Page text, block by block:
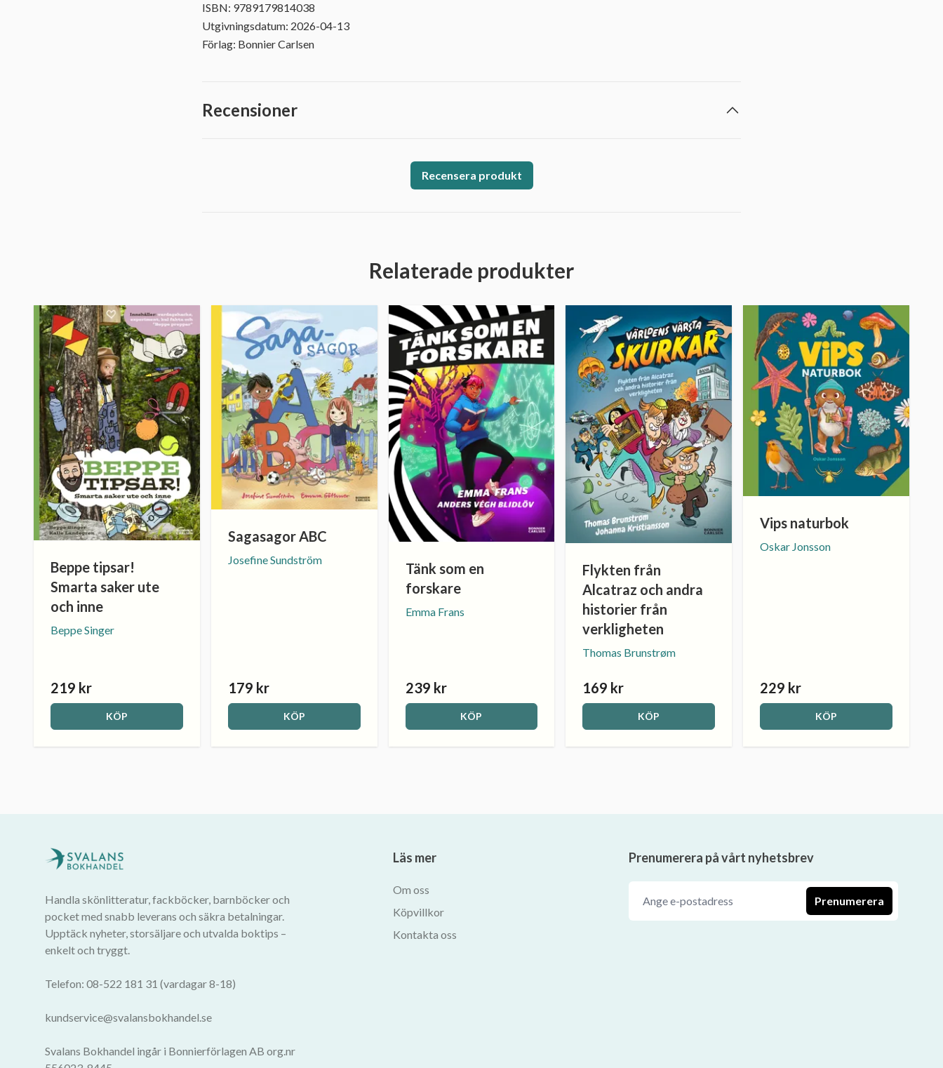
ISBN: 9789179814038
Utgivningsdatum: 2026-04-13
Förlag: Bonnier Carlsen
Recensioner
Recensera produkt
Relaterade produkter
Beppe tipsar!
Smarta saker ute
och inne
Beppe Singer
219 kr
KÖP
Sagasagor ABC
Josefine Sundström
179 kr
KÖP
Tänk som en
forskare
Emma Frans
239 kr
KÖP
Flykten från
Alcatraz och andra
historier från
verkligheten
Thomas Brunstrøm
169 kr
KÖP
Vips naturbok
Oskar Jonsson
229 kr
KÖP
Handla skönlitteratur, fackböcker, barnböcker och
pocket med snabb leverans och säkra betalningar.
Upptäck nyheter, storsäljare och utvalda boktips –
enkelt och tryggt.
Telefon: 08-522 181 31 (vardagar 8-18)
kundservice@svalansbokhandel.se
Svalans Bokhandel ingår i Bonnierförlagen AB org.nr
Läs mer
Om oss
Köpvillkor
Kontakta oss
Prenumerera på vårt nyhetsbrev
Prenumerera